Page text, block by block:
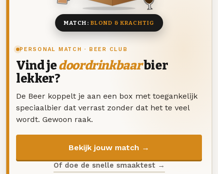
PERSONAL MATCH · BEER CLUB
Vind jedoordrinkbaarbier
lekker?
De Beer koppelt je aan een box met toegankelijk
speciaalbier dat verrast zonder dat het te veel
wordt. Gewoon raak.
Bekijk jouw match →
Of doe de snelle smaaktest →
MATCH: BLOND & KRACHTIG